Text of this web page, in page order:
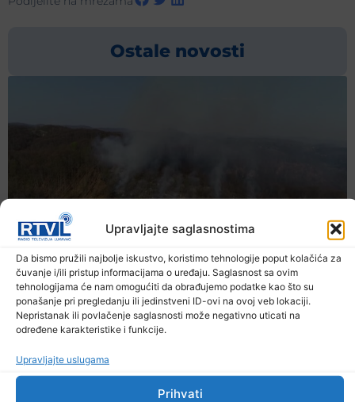
Upravljajte saglasnostima
Da bismo pružili najbolje iskustvo, koristimo tehnologije poput kolačića za
čuvanje i/ili pristup informacijama o uređaju. Saglasnost sa ovim
tehnologijama će nam omogućiti da obrađujemo podatke kao što su
ponašanje pri pregledanju ili jedinstveni ID-ovi na ovoj veb lokaciji.
Nepristanak ili povlačenje saglasnosti može negativno uticati na
određene karakteristike i funkcije.
Upravljajte uslugama
Prihvati
Ostale novosti